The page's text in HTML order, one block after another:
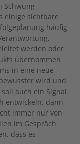
Schwung
einige sichtbare
häufig
werden oder
übernommen
in eine neue
wird und
auch ein Signal
entwickeln, dann
immer nur von
im Gespräch
dass es